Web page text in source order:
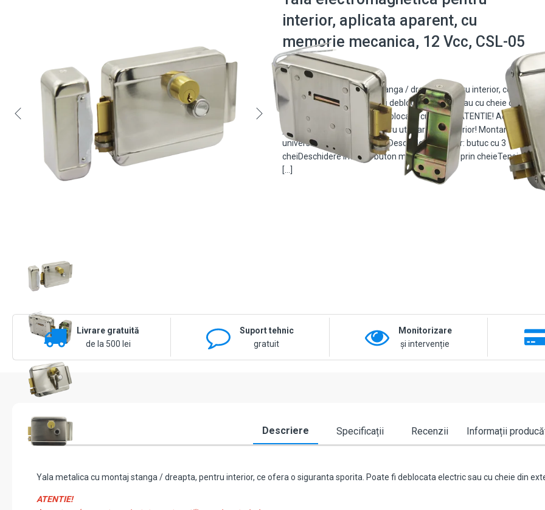
interior, aplicata aparent, cu
memorie mecanica, 12 Vcc, CSL-05
Yala metalica cu montaj stanga / dreapta, pentru interior, ce ofera
o siguranta sporita. Poate fi deblocata electric sau cu cheie din
exterior / buton din interior (blocabil cu cheie). ATENTIE! Aceasta
yala nu este proiectata pentru utilizarea in exterior! Montare:
universala stanga / dreaptaDeschidere exterior: butuc cu 3
cheiDeschidere interior: buton manual blocabil prin cheieTensiune:
[…]
Livrare gratuită
de la 500 lei
Suport tehnic
gratuit
Monitorizare
și intervenție
Descriere Specificații Recenzii Informații
Yala metalica cu montaj stanga / dreapta, pentru interior, ce ofera o siguranta sporita. Poate fi deblocata electric sau cu cheie din
ATENTIE!